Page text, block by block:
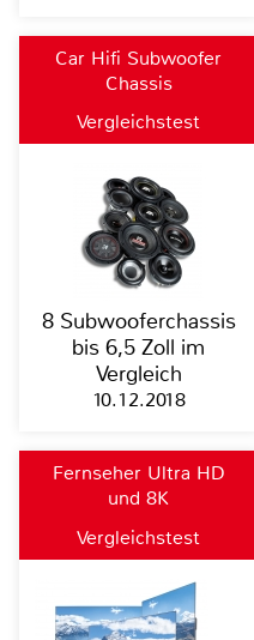
Car Hifi Subwoofer
Chassis
Vergleichstest
8 Subwooferchassis
bis 6,5 Zoll im
Vergleich
10.12.2018
Fernseher Ultra HD
und 8K
Vergleichstest